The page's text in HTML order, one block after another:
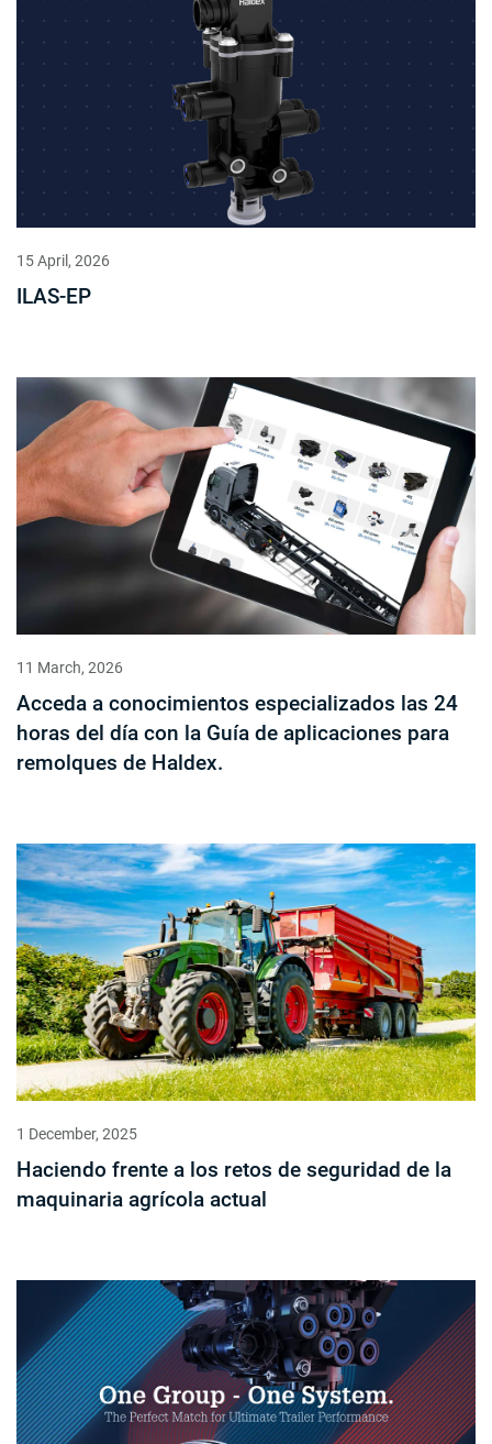
15 April, 2026
ILAS-EP
11 March, 2026
Acceda a conocimientos especializados las 24
horas del día con la Guía de aplicaciones para
remolques de Haldex.
1 December, 2025
Haciendo frente a los retos de seguridad de la
maquinaria agrícola actual